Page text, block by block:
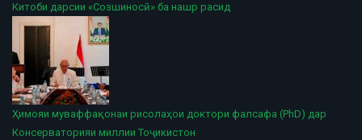
Китоби дарсии «Созшиносӣ» ба нашр расид
Ҳимояи муваффақонаи рисолаҳои доктори фалсафа (PhD) дар
Консерваторияи миллии Тоҷикистон